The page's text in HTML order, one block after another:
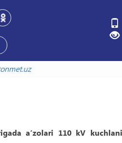
aʼzolari 110 kV